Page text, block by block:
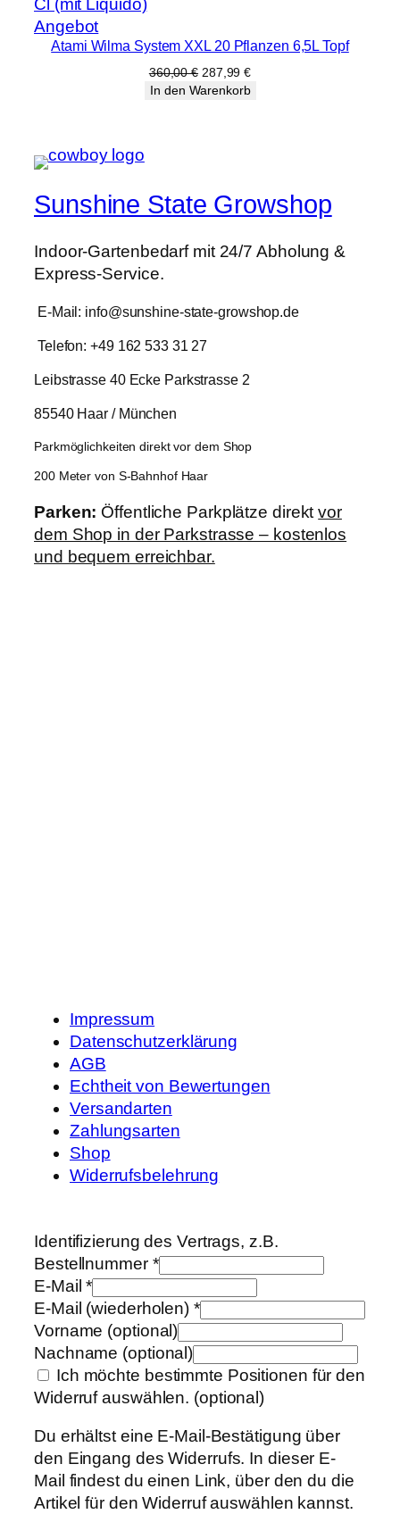
AngebotProdukt
im
Angebot
Atami Wilma System XXL 20 Pflanzen 6,5L Topf
360,00€ Ursprünglicher
Preis
287,99€Aktueller
Preis
In den Warenkorb
Sunshine State Growshop
Indoor-Gartenbedarf mit 24/7 Abholung &
Express-Service.
E-Mail: info@sunshine-state-growshop.de
Telefon: +49 162 533 31 27
Leibstrasse 40 Ecke Parkstrasse 2
85540 Haar / München
Parkmöglichkeiten direkt vor dem Shop
200 Meter von S-Bahnhof Haar
Parken: Öffentliche Parkplätze direktvor
dem Shop in der Parkstrasse – kostenlos
und bequem erreichbar.
Impressum
Datenschutzerklärung
AGB
Echtheit von Bewertungen
Versandarten
Zahlungsarten
Shop
Widerrufsbelehrung
Identifizierung des Vertrags, z.B.
Bestellnummer *
E-Mail*
E-Mail (wiederholen) *
Vorname (optional)
Nachname (optional)
Ich möchte bestimmte Positionen für den
Widerruf auswählen. (optional)
Du erhältst eine E-Mail-Bestätigung über
den Eingang des Widerrufs. In dieser E-
Mail findest du einen Link, über den du die
Artikel für den Widerruf auswählen kannst.